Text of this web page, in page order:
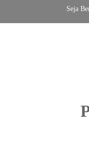
Seja